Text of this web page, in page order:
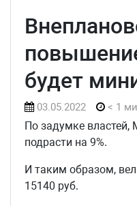
будет
03.05.2022 < 1
По задумке
подрасти на 9%.
И таким образом,
15140 руб.